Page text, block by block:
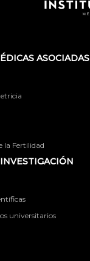
ASOCIADAS
la Fertilidad
universitarios